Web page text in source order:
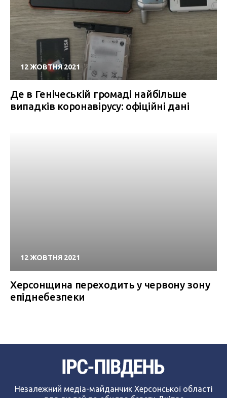
12 ЖОВТНЯ 2021
Де в Генічеській громаді найбільше
випадків коронавірусу: офіційні дані
12 ЖОВТНЯ 2021
Херсонщина переходить у червону зону
епіднебезпеки
Незалежний медіа-майданчик Херсонської області